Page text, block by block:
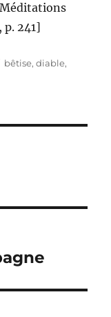
p. 241]
Étiquettes
bêtise,diable,